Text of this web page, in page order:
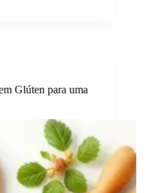
Glúten para uma